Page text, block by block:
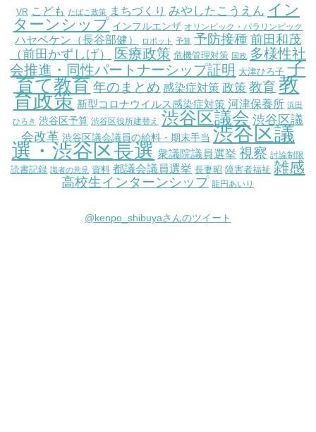
VR こども たばこ政策 まちづくり みやしたこうえん イン
ターンシップ インフルエンザ オリンピック・パラリンピック
ハセベケン（長谷部健） ロボット 予算 予防接種 前田和茂
（前田かずしげ）
医療政策 危機管理対策 国政 多様性社
会推進・同性パートナーシップ証明 大津ひろ子 子
育て教育 年のまとめ 感染症対策 政策 教育 教
育政策 新型コロナウイルス感染症対策 河津保養所 浜田
ひろき 渋谷区予算 渋谷区役所建替え 渋谷区議会 渋谷区議
会改革 渋谷区議会議員の給料・期末手当 渋谷区議
選・渋谷区長選 衆議院議員選挙 視察 討論制限
読書記録 識者の意見 資料 都議会議員選挙 長妻昭 障害者福祉 雑感
高校生インターンシップ 龍円あいり
@kenpo_shibuyaさんのツイート